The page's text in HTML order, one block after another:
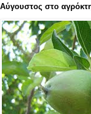
Αύγουστος στο